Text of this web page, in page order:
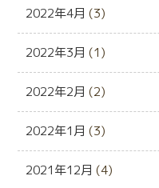
2022年4月 (3)
2022年3月 (1)
2022年2月 (2)
2022年1月 (3)
2021年12月 (4)